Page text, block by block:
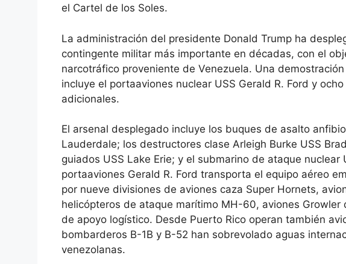
el Cartel de los Soles.
La administración del presidente Donald Trump ha
contingente militar más importante en décadas, con el
narcotráfico proveniente de Venezuela. Una
incluye el portaaviones nuclear USS Gerald R. Ford y
adicionales.
El arsenal desplegado incluye los buques de asalto
Lauderdale; los destructores clase Arleigh Burke USS
guiados USS Lake Erie; y el submarino de ataque nuclear
portaaviones Gerald R. Ford transporta el equipo aéreo
por nueve divisiones de aviones caza Super Hornets,
helicópteros de ataque marítimo MH-60, aviones Growler
de apoyo logístico. Desde Puerto Rico operan también
bombarderos B-1B y B-52 han sobrevolado aguas
venezolanas.